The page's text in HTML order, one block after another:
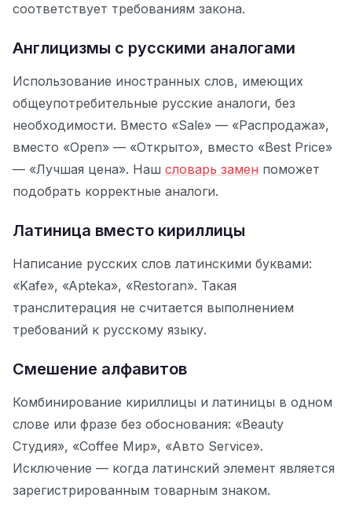
соответствует требованиям закона.
Англицизмы с русскими аналогами
Использование иностранных слов, имеющих
общеупотребительные русские аналоги, без
необходимости. Вместо «Sale» — «Распродажа»,
вместо «Open» — «Открыто», вместо «Best Price»
— «Лучшая цена». Наш словарь замен поможет
подобрать корректные аналоги.
Латиница вместо кириллицы
Написание русских слов латинскими буквами:
«Kafe», «Apteka», «Restoran». Такая
транслитерация не считается выполнением
требований к русскому языку.
Смешение алфавитов
Комбинирование кириллицы и латиницы в одном
слове или фразе без обоснования: «Beauty
Студия», «Coffee Мир», «Авто Service».
Исключение — когда латинский элемент является
зарегистрированным товарным знаком.